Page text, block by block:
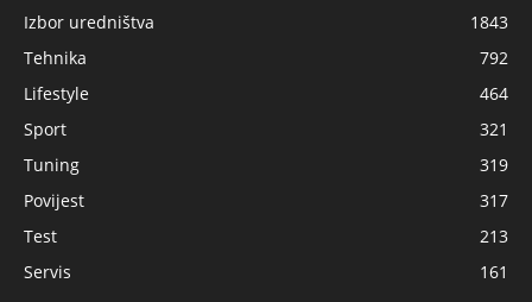
Izbor uredništva
1843
Tehnika
792
Lifestyle
464
Sport
321
Tuning
319
Povijest
317
Test
213
Servis
161